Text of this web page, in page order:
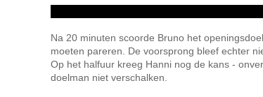
Na 20 minuten scoorde Bruno het
moeten pareren. De voorsprong bleef echter
Op het halfuur kreeg Hanni nog de kans -
doelman niet verschalken.